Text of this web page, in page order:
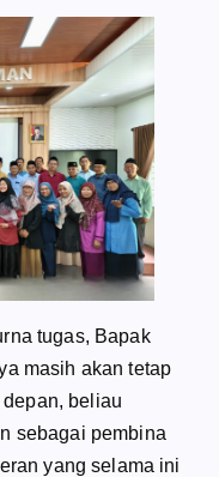
tugas, Bapak
masih akan tetap
beliau
sebagai pembina
yang selama ini